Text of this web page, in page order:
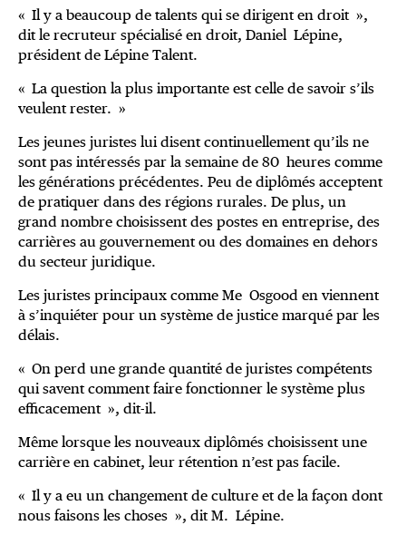
« Il y a beaucoup de talents qui se dirigent en droit »,
dit le recruteur spécialisé en droit, Daniel Lépine,
président de Lépine Talent.
« La question la plus importante est celle de savoir s’ils
veulent rester. »
Les jeunes juristes lui disent continuellement qu’ils ne
sont pas intéressés par la semaine de 80 heures comme
les générations précédentes. Peu de diplômés acceptent
de pratiquer dans des régions rurales. De plus, un
grand nombre choisissent des postes en entreprise, des
carrières au gouvernement ou des domaines en dehors
du secteur juridique.
Les juristes principaux comme Me Osgood en viennent
à s’inquiéter pour un système de justice marqué par les
délais.
« On perd une grande quantité de juristes compétents
qui savent comment faire fonctionner le système plus
efficacement », dit-il.
Même lorsque les nouveaux diplômés choisissent une
carrière en cabinet, leur rétention n’est pas facile.
« Il y a eu un changement de culture et de la façon dont
nous faisons les choses », dit M. Lépine.